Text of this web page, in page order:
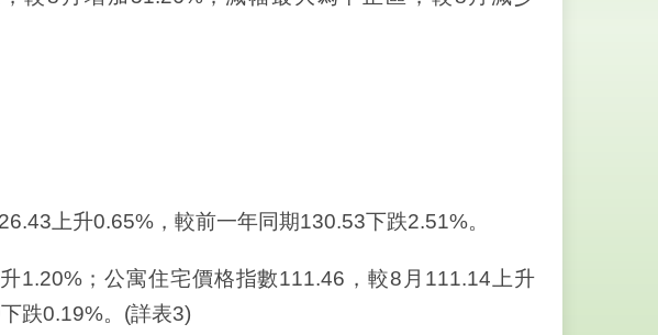
上升0.65%，較前一年同期130.53下跌2.51%。
；公寓住宅價格指數111.46，較8月111.14上升
跌0.19%。(詳表3)